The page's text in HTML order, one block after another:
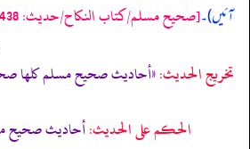
آئیں)۔[صحيح مسلم/كتاب النكاح/حدیث: 3438]
تخریج الحدیث:«أحاديث صحيح مسلم كلها
الحكم على الحديث:أحاديث صحيح